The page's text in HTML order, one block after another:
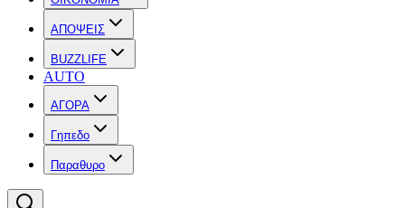
ΑΠΟΨΕΙΣ
BUZZLIFE
AUTO
ΑΓΟΡΑ
Γηπεδο
Παραθυρο